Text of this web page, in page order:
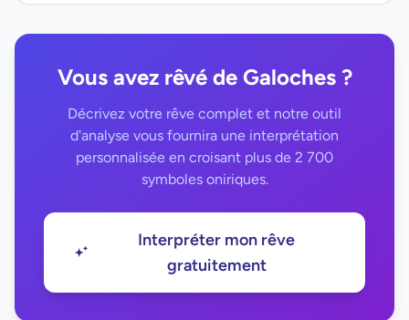
Vous avez rêvé de Galoches ?
Décrivez votre rêve complet et notre outil
d'analyse vous fournira une interprétation
personnalisée en croisant plus de 2 700
symboles oniriques.
Interpréter mon rêve
gratuitement